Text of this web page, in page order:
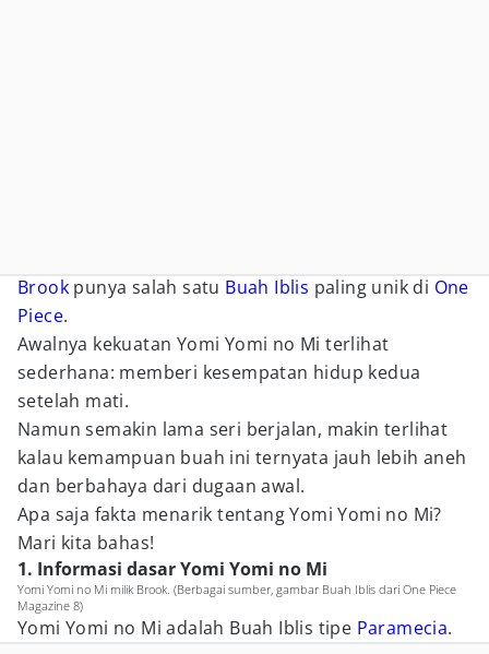
Brook punya salah satu Buah Iblis paling unik di One
Piece.
Awalnya kekuatan Yomi Yomi no Mi terlihat
sederhana: memberi kesempatan hidup kedua
setelah mati.
Namun semakin lama seri berjalan, makin terlihat
kalau kemampuan buah ini ternyata jauh lebih aneh
dan berbahaya dari dugaan awal.
Apa saja fakta menarik tentang Yomi Yomi no Mi?
Mari kita bahas!
1. Informasi dasar Yomi Yomi no Mi
Yomi Yomi no Mi milik Brook. (Berbagai sumber, gambar Buah Iblis dari One Piece
Magazine 8)
Yomi Yomi no Mi adalah Buah Iblis tipe Paramecia.